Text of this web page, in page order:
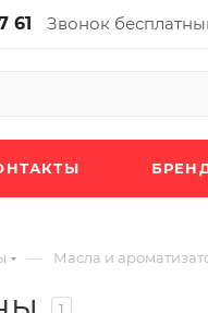
61 Звонок
— Масла и
1